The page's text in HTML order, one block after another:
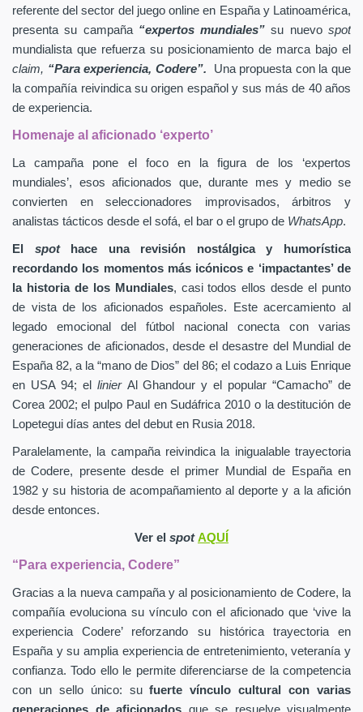
referente del sector del juego online en España y Latinoamérica,
presenta su campaña “expertos mundiales” su nuevospot
mundialista que refuerza su posicionamiento de marca bajo el
claim, “Para experiencia, Codere”.
Una propuesta con la que
la compañía reivindica su origen español y sus más de 40 años
de experiencia.
Homenaje al aficionado ‘experto’
La campaña pone el foco en la figura de los ‘expertos
mundiales’, esos aficionados que, durante mes y medio se
convierten en seleccionadores improvisados, árbitros y
analistas tácticos desde el sofá, el bar o el grupo de WhatsApp.
El spothace una revisión nostálgica y humorística
recordando los momentos más icónicos e ‘impactantes’ de
la historia de los Mundiales, casi todos ellos desde el punto
de vista de los aficionados españoles. Este acercamiento al
legado emocional del fútbol nacional conecta con varias
generaciones de aficionados, desde el desastre del Mundial de
España 82, a la “mano de Dios” del 86; el codazo a Luis Enrique
en USA 94; el linier Al Ghandour y el popular “Camacho” de
Corea 2002; el pulpo Paul en Sudáfrica 2010 o la destitución de
Lopetegui días antes del debut en Rusia 2018.
Paralelamente, la campaña reivindica la inigualable trayectoria
de Codere, presente desde el primer Mundial de España en
1982 y su historia de acompañamiento al deporte y a la afición
desde entonces.
Ver el spotAQUÍ
“Para experiencia, Codere”
Gracias a la nueva campaña y al posicionamiento de Codere, la
compañía evoluciona su vínculo con el aficionado que ‘vive la
experiencia Codere’ reforzando su histórica trayectoria en
España y su amplia experiencia de entretenimiento, veteranía y
confianza. Todo ello le permite diferenciarse de la competencia
con un sello único: sufuerte vínculo cultural con varias